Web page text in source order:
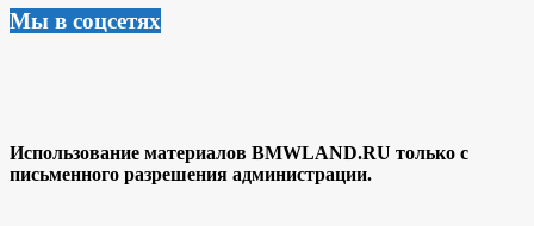
Мы в соцсетях
Использование материалов BMWLAND.RU только с
письменного разрешения администрации.